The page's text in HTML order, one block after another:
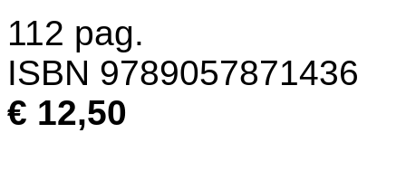
112 pag.
ISBN 9789057871436
€ 12,50